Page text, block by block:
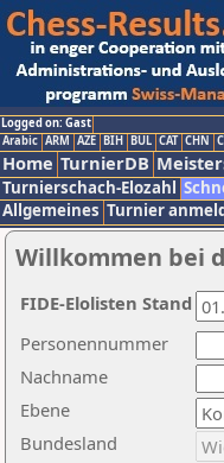
Logged on: Gast
Arabic ARM AZE BIH BUL CAT CHN
Home TurnierDB
Turnierschach-Elozahl
Allgemeines Turnier
Willkommen bei
Nachname
Ebene
Personennummer
Bundesland
FIDE-Elolisten Stand